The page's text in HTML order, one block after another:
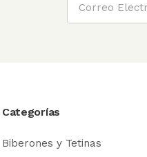
Categorías
Biberones y Tetinas